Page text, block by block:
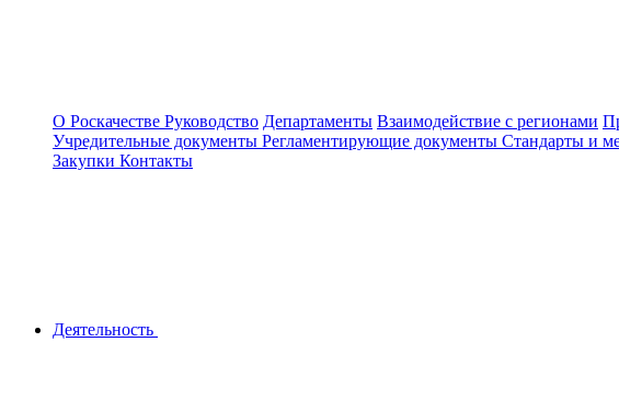
О Роскачестве Руководство Департаменты Взаимодействие с регионами
Учредительные документы Регламентирующие документы Стандарты и
Закупки Контакты
Деятельность